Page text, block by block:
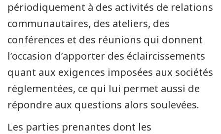
périodiquement à des activités de relations
communautaires, des ateliers, des
conférences et des réunions qui donnent
l’occasion d’apporter des éclaircissements
quant aux exigences imposées aux sociétés
réglementées, ce qui lui permet aussi de
répondre aux questions alors soulevées.
Les parties prenantes dont les